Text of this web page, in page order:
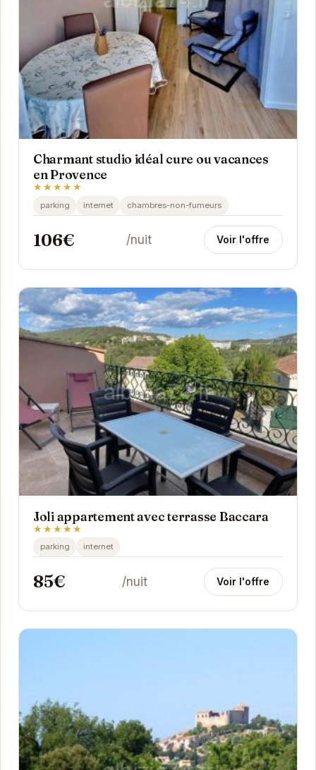
Charmant studio idéal cure ou vacances
en Provence
★★★★★
parking internet chambres-non-fumeurs
106€ /nuit Voir l'offre
Joli appartement avec terrasse Baccara
★★★★★
parking internet
85€ /nuit Voir l'offre